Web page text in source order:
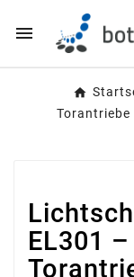

Torantriebe
EL301